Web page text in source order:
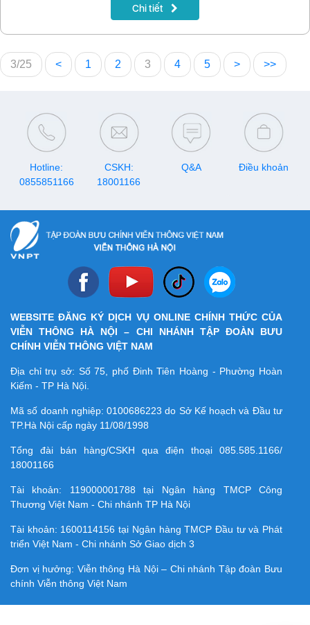
Chi tiết
3/25 < 1 2 3 4 5 > >>
Hotline:
0855851166
CSKH:
18001166
Q&A Điều khoản
WEBSITE ĐĂNG KÝ DỊCH VỤ ONLINE CHÍNH THỨC CỦA
VIỄN THÔNG HÀ NỘI – CHI NHÁNH TẬP ĐOÀN BƯU
CHÍNH VIỄN THÔNG VIỆT NAM
Địa chỉ trụ sở: Số 75, phố Đinh Tiên Hoàng - Phường Hoàn
Kiếm - TP Hà Nội.
Mã số doanh nghiệp:0100686223 do Sở Kế hoạch và Đầu tư
TP.Hà Nội cấp ngày 11/08/1998
Tổng đài bán hàng/CSKH qua điện thoại 085.585.1166/
18001166
Tài khoản: 119000001788 tại Ngân hàng TMCP Công
Thương Việt Nam - Chi nhánh TP Hà Nội
Tài khoản: 1600114156 tại Ngân hàng TMCP Ðầu tư và Phát
triển Việt Nam - Chi nhánh Sở Giao dịch 3
Đơn vị hưởng: Viễn thông Hà Nội – Chi nhánh Tập đoàn Bưu
chính Viễn thông Việt Nam